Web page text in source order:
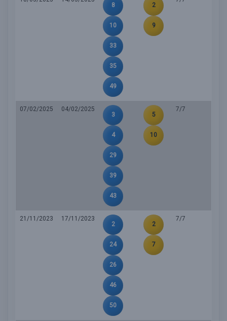
8
10
33
35
49
2
9
07/02/2025
04/02/2025
3
4
29
39
43
5
10
7/7
21/11/2023
17/11/2023
2
24
26
46
50
2
7
7/7